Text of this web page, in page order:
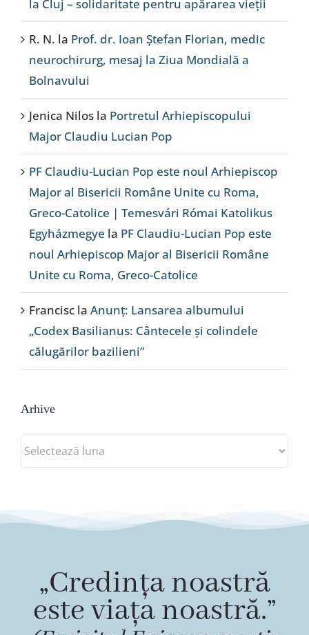
la Cluj – solidaritate pentru apărarea vieții
R. N. la Prof. dr. Ioan Ștefan Florian, medic
neurochirurg, mesaj la Ziua Mondială a
Bolnavului
Jenica Nilos la Portretul Arhiepiscopului
Major Claudiu Lucian Pop
PF Claudiu-Lucian Pop este noul Arhiepiscop
Major al Bisericii Române Unite cu Roma,
Greco-Catolice | Temesvári Római Katolikus
Egyházmegye la PF Claudiu-Lucian Pop este
noul Arhiepiscop Major al Bisericii Române
Unite cu Roma, Greco-Catolice
Francisc la Anunț: Lansarea albumului
„Codex Basilianus: Cântecele și colindele
călugărilor bazilieni”
Arhive
Arhive
„Credința noastră
este viața noastră.”